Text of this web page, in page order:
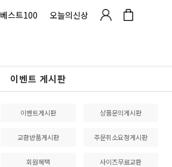
베스트100 오늘의신상
이벤트 게시판
이벤트게시판 상품문의게시판
교환반품게시판 주문취소요청게시판
회원혜택 사이즈무료교환